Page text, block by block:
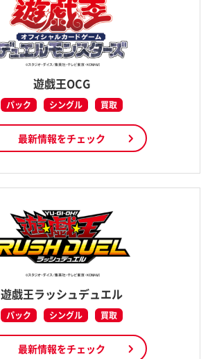
遊戯王OCG
パック シングル 買取
最新情報をチェック
遊戯王ラッシュデュエル
パック シングル 買取
最新情報をチェック